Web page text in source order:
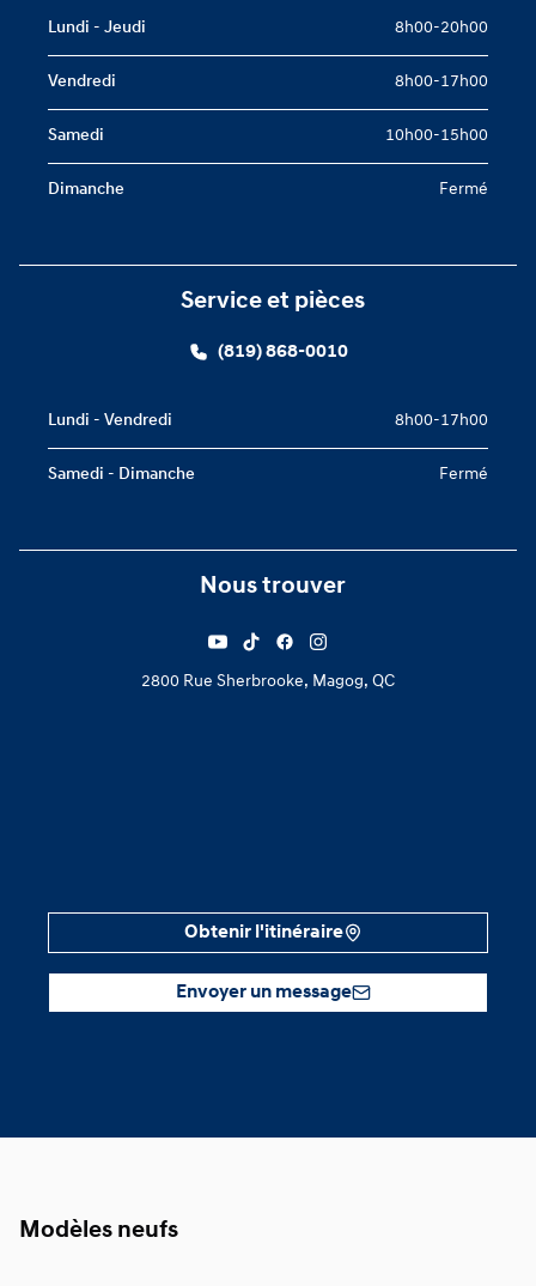
Lundi - Jeudi 8h00-20h00
Vendredi 8h00-17h00
Samedi 10h00-15h00
Dimanche Fermé
Service et pièces
(819) 868-0010
Lundi - Vendredi 8h00-17h00
Samedi - Dimanche Fermé
Nous trouver
2800 Rue Sherbrooke, Magog, QC
Obtenir l'itinéraire
Envoyer un message
Modèles neufs